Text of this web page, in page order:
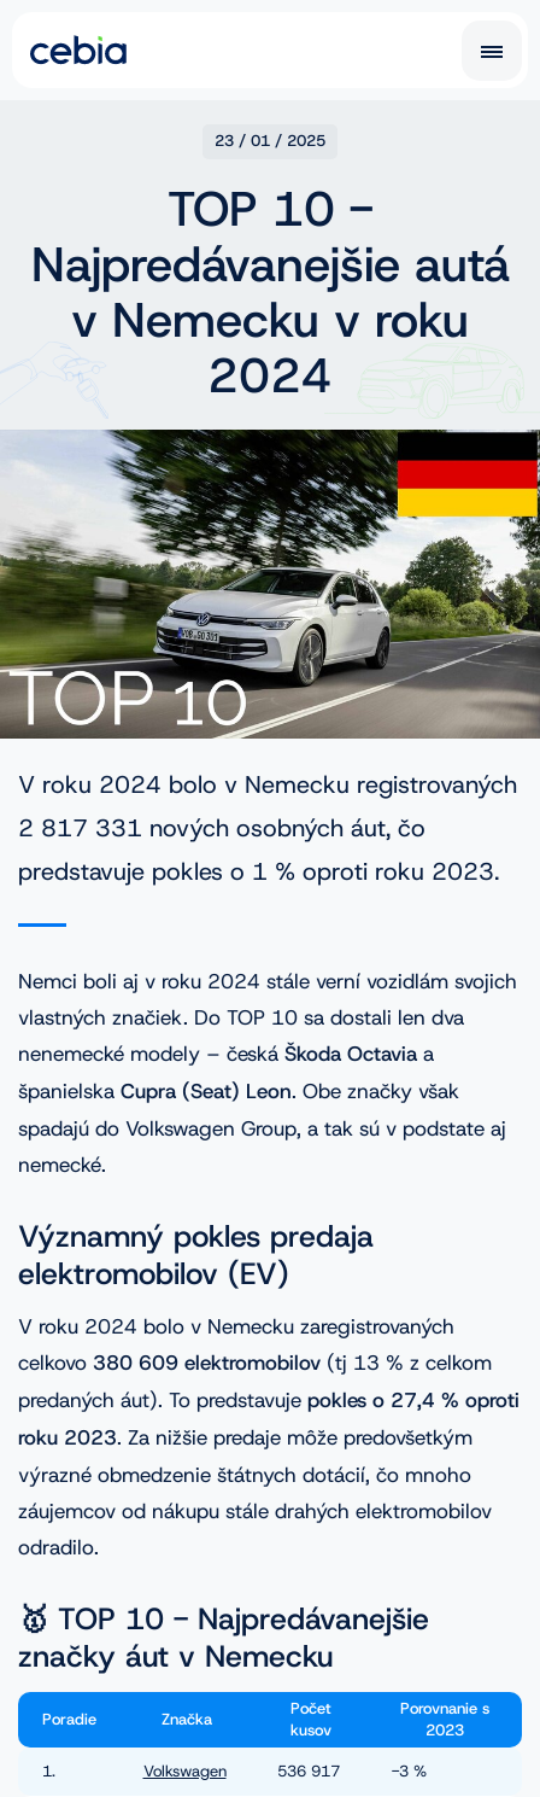
CZ
EN
NL
Car History Report
Prehliadka na poistenie vozidla
VINFOTO
Mobilní aplikácia Cebia Foto
Homologácie vozidiel
Časté dopyty
Blog
Kontakt
23 / 01 / 2025
TOP 10 -
Najpredávanejšie autá
v Nemecku v roku
2024
V roku 2024 bolo v Nemecku registrovaných
2 817 331 nových osobných áut, čo
predstavuje pokles o 1 % oproti roku 2023.
Nemci boli aj v roku 2024 stále verní vozidlám svojich
vlastných značiek. Do TOP 10 sa dostali len dva
nenemecké modely – česká Škoda Octavia a
španielska Cupra (Seat) Leon. Obe značky však
spadajú do Volkswagen Group, a tak sú v podstate aj
nemecké.
Významný pokles predaja
elektromobilov (EV)
V roku 2024 bolo v Nemecku zaregistrovaných
celkovo 380 609 elektromobilov (tj 13 % z celkom
predaných áut). To predstavuje pokles o 27,4 % oproti
roku 2023. Za nižšie predaje môže predovšetkým
výrazné obmedzenie štátnych dotácií, čo mnoho
záujemcov od nákupu stále drahých elektromobilov
odradilo.
🥇 TOP 10 - Najpredávanejšie
značky áut v Nemecku
Poradie Značka
Počet
kusov
Porovnanie s
2023
1. Volkswagen 536 917 -3 %